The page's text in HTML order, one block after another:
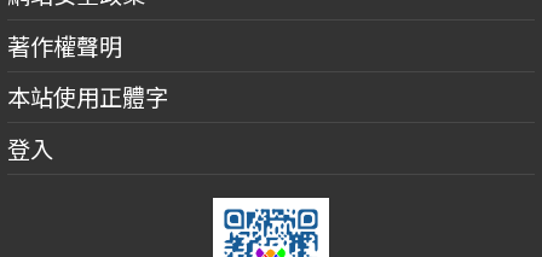
著作權聲明
本站使用正體字
登入